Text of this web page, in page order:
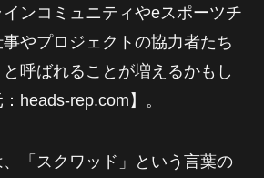
ンコミュニティやeスポーツチ
やプロジェクトの協力者たち
呼ばれることが増えるかもし
heads-rep.com】。
「スクワッド」という言葉の